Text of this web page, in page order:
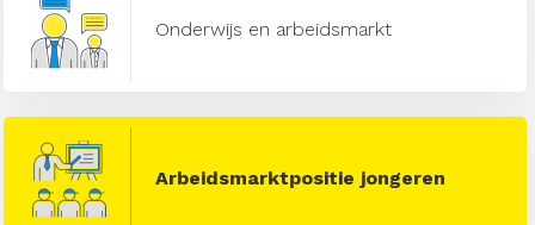
Onderwijs en arbeidsmarkt
Arbeidsmarktpositie jongeren